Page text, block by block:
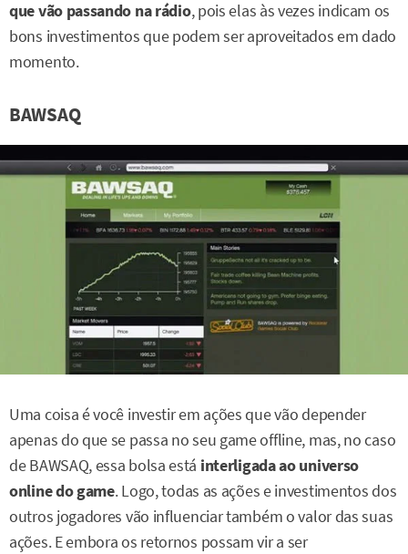
que vão passando na rádio, pois elas às vezes indicam os
bons investimentos que podem ser aproveitados em dado
momento.
BAWSAQ
Uma coisa é você investir em ações que vão depender
apenas do que se passa no seu game offline, mas, no caso
de BAWSAQ, essa bolsa está interligada ao universo
online do game. Logo, todas as ações e investimentos dos
outros jogadores vão influenciar também o valor das suas
ações. E embora os retornos possam vir a ser